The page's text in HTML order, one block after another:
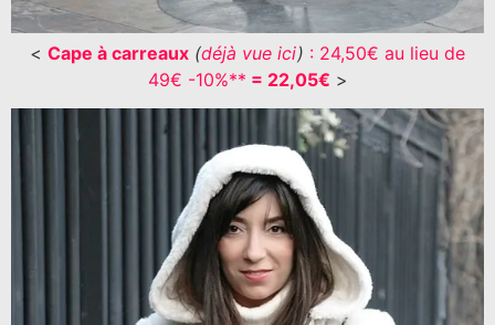
< Cape à carreaux (déjà vue ici) : 24,50€ au lieu de
49€ -10%** = 22,05€ >